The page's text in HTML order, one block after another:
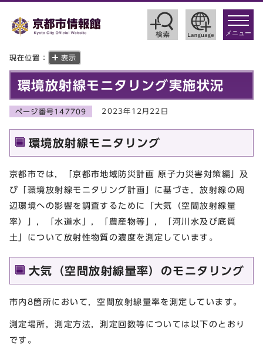
toggle
メニュー
現在位置： 表示
環境放射線モニタリング実施状況
ページ番号147709 2023年12月22日
環境放射線モニタリング
京都市では，「京都市地域防災計画 原子力災害対策編」及
び「環境放射線モニタリング計画」に基づき，放射線の周
辺環境への影響を調査するために「大気（空間放射線量
率）」，「水道水」，「農産物等」，「河川水及び底質
土」について放射性物質の濃度を測定しています。
大気（空間放射線量率）のモニタリング
市内8箇所において，空間放射線量率を測定しています。
測定場所，測定方法，測定回数等については以下のとおり
です。